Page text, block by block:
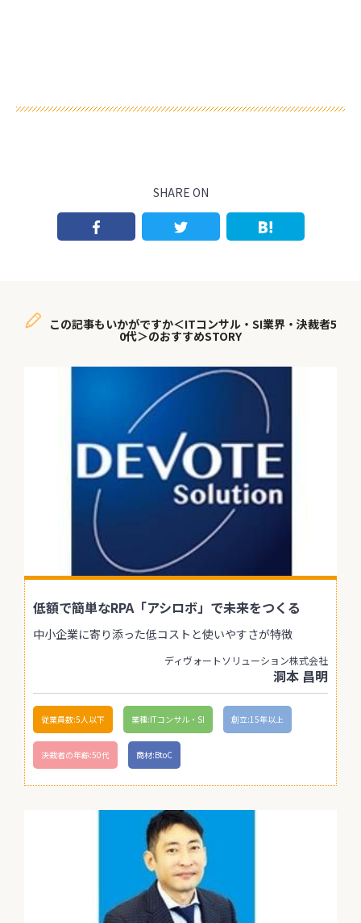
SHARE ON
この記事もいかがですか＜ITコンサル・SI業界・決裁者5
0代＞のおすすめSTORY
低額で簡単なRPA「アシロボ」で未来をつくる
中小企業に寄り添った低コストと使いやすさが特徴
ディヴォートソリューション株式会社
洞本 昌明
従業員数:5人以下 業種:ITコンサル・SI 創立:15年以上
決裁者の年齢:50代 商材:BtoC